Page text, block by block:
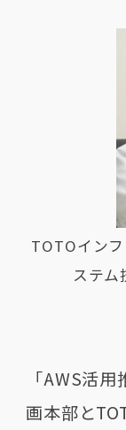
TOTOイン
ステム
「AWS活
画本部と